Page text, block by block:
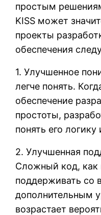
простым
KISS может
проекты
обеспечения
1. Улучшенное
легче понять.
обеспечение
простоты,
понять его
2. Улучшенная
Сложный код, как
поддерживать
дополнительным
возрастает